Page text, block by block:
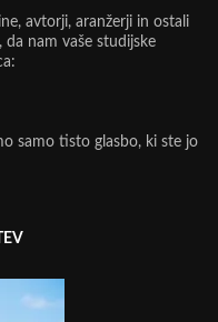
avtorji, aranžerji in ostali
da nam vaše studijske
samo tisto glasbo, ki ste jo